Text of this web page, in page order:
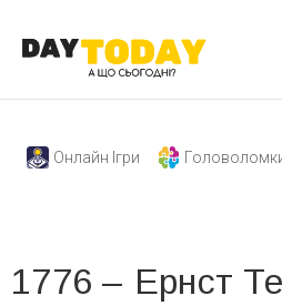
Онлайн Ігри
1776 – Ернст